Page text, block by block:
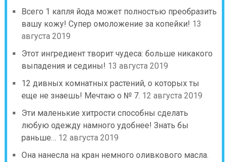
Всего 1 капля йода может полностью преобразить
вашу кожу! Супер омоложение за копейки! 13
августа 2019
Этот ингредиент творит чудеса: больше никакого
выпадения и седины! 13 августа 2019
12 дивных комнатных растений, о которых ты
еще не знаешь! Мечтаю о № 7. 12 августа 2019
Эти маленькие хитрости способны сделать
любую одежду намного удобнее! Знать бы
раньше… 12 августа 2019
Она нанесла на кран немного оливкового масла.